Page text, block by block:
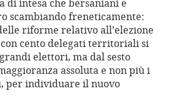
di intesa che bersaniani e
scambiando freneticamente:
riforme relativo all’elezione
cento delegati territoriali si
elettori, ma dal sesto
assoluta e non più i
per individuare il nuovo